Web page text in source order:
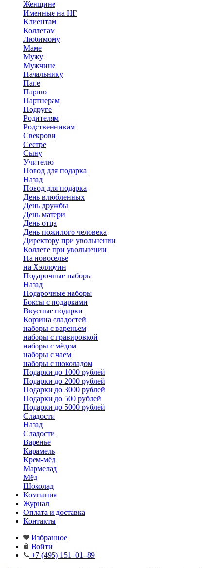
Женщине
Именные на НГ
Клиентам
Коллегам
Любимому
Маме
Мужу
Мужчине
Начальнику
Папе
Парню
Партнерам
Подруге
Родителям
Родственникам
Свекрови
Сестре
Сыну
Учителю
Повод для подарка
Назад
Повод для подарка
День влюбленных
День дружбы
День матери
День отца
День пожилого человека
Директору при увольнении
Коллеге при увольнении
На новоселье
на Хэллоуин
Подарочные наборы
Назад
Подарочные наборы
Боксы с подарками
Вкусные подарки
Корзина сладостей
наборы с вареньем
наборы с гравировкой
наборы с мёдом
наборы с чаем
наборы с шоколадом
Подарки до 1000 рублей
Подарки до 2000 рублей
Подарки до 3000 рублей
Подарки до 500 рублей
Подарки до 5000 рублей
Сладости
Назад
Сладости
Варенье
Карамель
Крем-мёд
Мармелад
Мёд
Шоколад
Компания
Журнал
Оплата и доставка
Контакты
Избранное
Войти
+7 (495) 151–01–89